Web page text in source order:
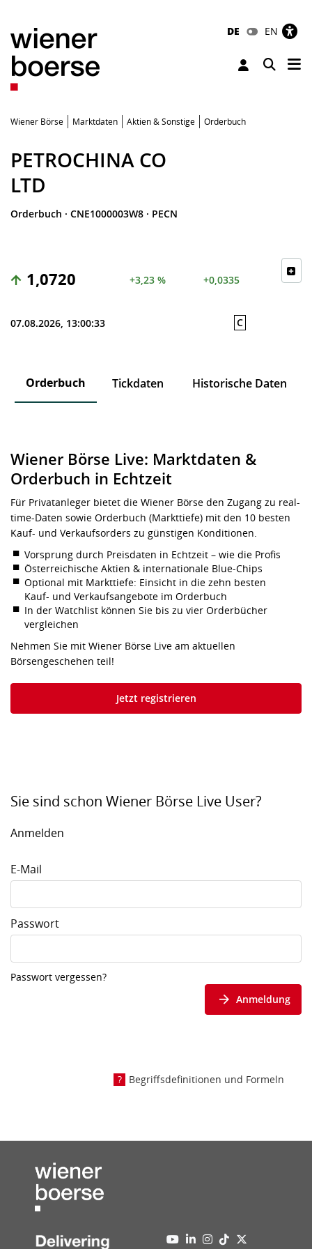
DE EN
Toggle
Wiener Börse Marktdaten Aktien & Sonstige Orderbuch
PETROCHINA CO
LTD
Orderbuch · CNE1000003W8 · PECN
1,0720 +3,23 % +0,0335
07.08.2026, 13:00:33 C
Orderbuch Tickdaten Historische Daten
Wiener Börse Live: Marktdaten &
Orderbuch in Echtzeit
Für Privatanleger bietet die Wiener Börse den Zugang zu real-
time-Daten sowie Orderbuch (Markttiefe) mit den 10 besten
Kauf- und Verkaufsorders zu günstigen Konditionen.
Vorsprung durch Preisdaten in Echtzeit – wie die Profis
Österreichische Aktien & internationale Blue-Chips
Optional mit Markttiefe: Einsicht in die zehn besten
Kauf- und Verkaufsangebote im Orderbuch
In der Watchlist können Sie bis zu vier Orderbücher
vergleichen
Nehmen Sie mit Wiener Börse Live am aktuellen
Börsengeschehen teil!
Jetzt registrieren
Sie sind schon Wiener Börse Live User?
Anmelden
E-Mail
Passwort
Passwort vergessen?
Anmeldung
Begriffsdefinitionen und Formeln